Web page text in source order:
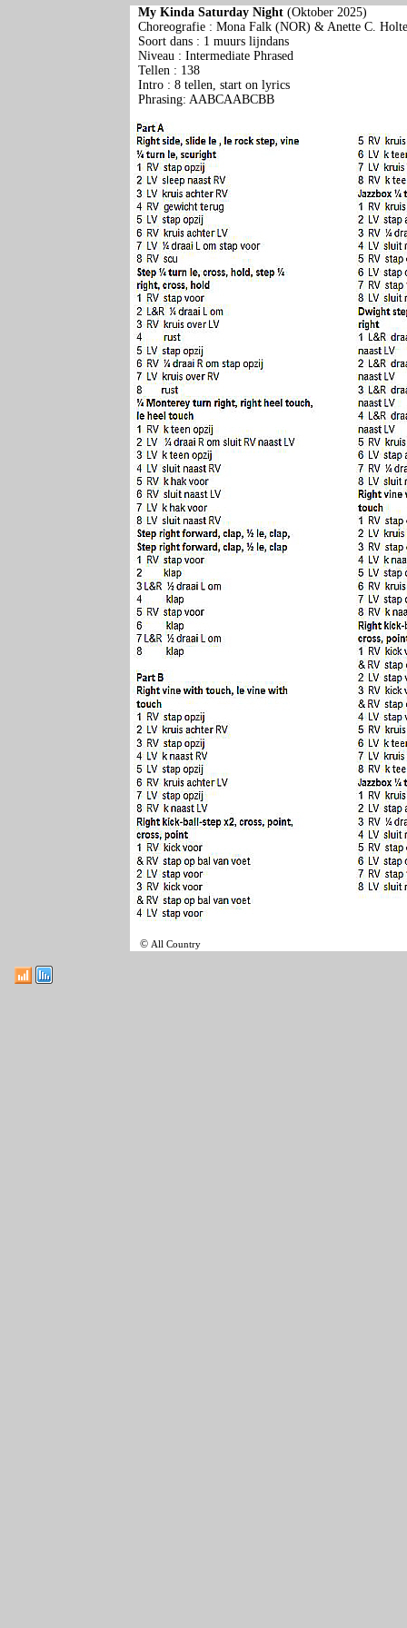
My Kinda Saturday Night (Oktober 2025)
Choreografie : Mona Falk (NOR) & Anette C.
Soort dans : 1 muurs lijndans
Niveau : Intermediate Phrased
Tellen : 138
Intro : 8 tellen, start on lyrics
Phrasing: AABCAABCBB
© All Country